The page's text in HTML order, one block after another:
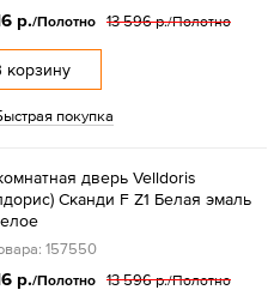
р./Полотно 13 596 р./Полотно
корзину
покупка
дверь Velldoris
Сканди F Z1 Белая эмаль
157550
р./Полотно 13 596 р./Полотно